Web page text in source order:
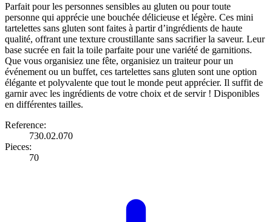
Parfait pour les personnes sensibles au gluten ou pour toute
personne qui apprécie une bouchée délicieuse et légère. Ces mini
tartelettes sans gluten sont faites à partir d’ingrédients de haute
qualité, offrant une texture croustillante sans sacrifier la saveur. Leur
base sucrée en fait la toile parfaite pour une variété de garnitions.
Que vous organisiez une fête, organisiez un traiteur pour un
événement ou un buffet, ces tartelettes sans gluten sont une option
élégante et polyvalente que tout le monde peut apprécier. Il suffit de
garnir avec les ingrédients de votre choix et de servir ! Disponibles
en différentes tailles.
Reference:
730.02.070
Pieces:
70